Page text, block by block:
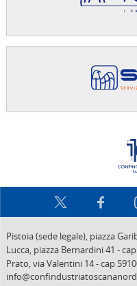
Pistoia (sede legale), piazza
Lucca, piazza Bernardini 41 -
Prato,via Valentini 14-cap